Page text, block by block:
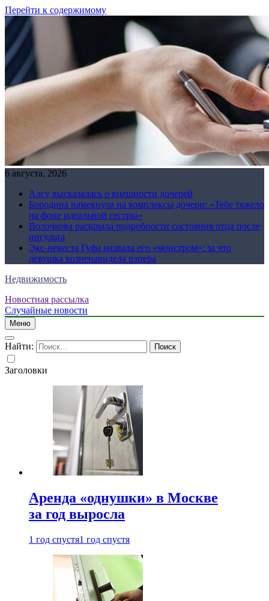
Перейти к содержимому
6 августа, 2026
Алсу высказалась о внешности дочерей
Бородина намекнула на комплексы дочери: «Тебе тяжело
на фоне идеальной сестры»
Волочкова раскрыла подробности состояния отца после
инсульта
Экс-невеста Гуфа назвала его «монстром»: за что
девушка возненавидела рэпера
Недвижимость
Новостная рассылка
Случайные новости
Меню
Найти:
Заголовки
Аренда «однушки» в Москве
за год выросла
1 год спустя1 год спустя